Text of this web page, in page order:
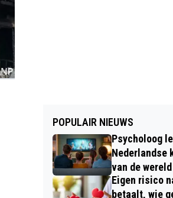
POPULAIR NIEUWS
Psycholoog
Nederlandse
van de
Eigen risico
betaalt, wie